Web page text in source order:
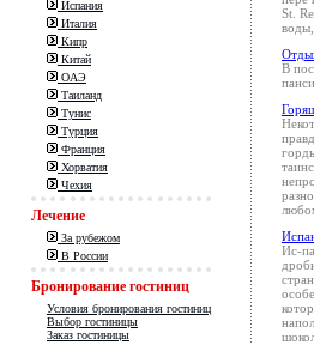
Испания
Италия
Кипр
Китай
ОАЭ
Таиланд
Тунис
Турция
Франция
Хорватия
Чехия
Лечение
За рубежом
В России
Бронирование гостиниц
Условия бронирования гостиниц
Выбор гостиницы
Заказ гостиницы
St.
В
Ис-